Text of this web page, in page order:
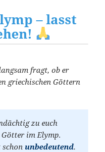
– lasst
fragt, ob er
griechischen Göttern
zu euch
im Elymp.
unbedeutend.